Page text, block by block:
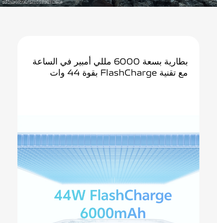
بطارية
بسعة 6000 مللي أمبير في الساعة
مع تقنية FlashCharge بقوة 44 وات